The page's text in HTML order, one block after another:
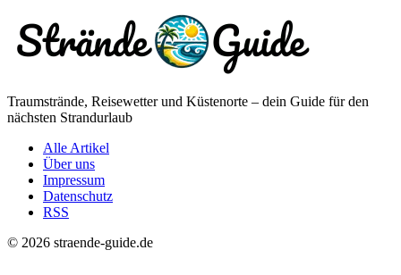
Traumstrände, Reisewetter und Küstenorte – dein Guide für den
nächsten Strandurlaub
Alle Artikel
Über uns
Impressum
Datenschutz
RSS
© 2026 straende-guide.de